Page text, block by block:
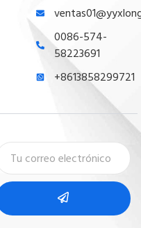
0086-574-
58223691
+8613858299721